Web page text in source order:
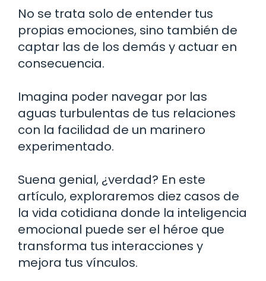
No se trata solo de entender tus
propias emociones, sino también de
captar las de los demás y actuar en
consecuencia.
Imagina poder navegar por las
aguas turbulentas de tus relaciones
con la facilidad de un marinero
experimentado.
Suena genial, ¿verdad? En este
artículo, exploraremos diez casos de
la vida cotidiana donde la inteligencia
emocional puede ser el héroe que
transforma tus interacciones y
mejora tus vínculos.